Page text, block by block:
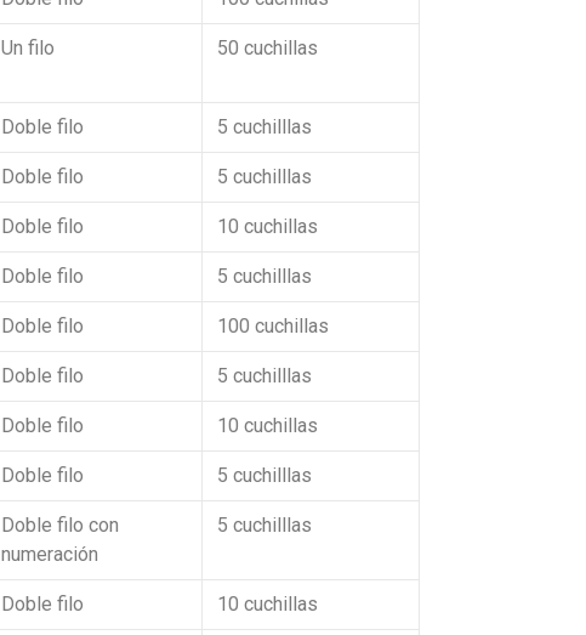
Un filo 50 cuchillas
Doble filo 5 cuchilllas
Doble filo 5 cuchilllas
Doble filo 10 cuchillas
Doble filo 5 cuchilllas
Doble filo 100 cuchillas
Doble filo 5 cuchilllas
Doble filo 10 cuchillas
Doble filo 5 cuchilllas
Doble filo con
numeración
5 cuchilllas
Doble filo 10 cuchillas